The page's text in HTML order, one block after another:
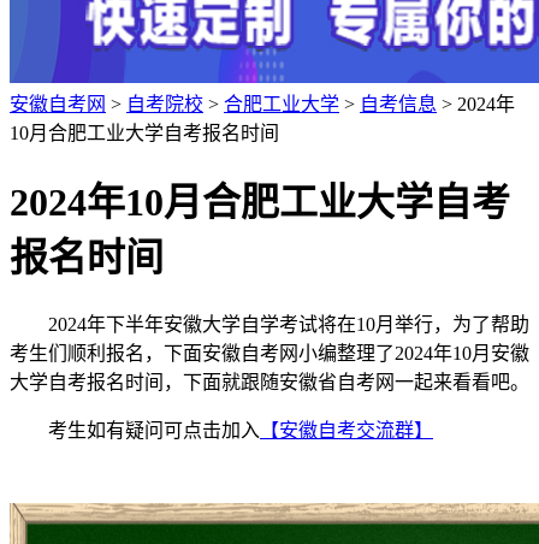
安徽自考网 > 自考院校 > 合肥工业大学 > 自考信息 > 2024年
10月合肥工业大学自考报名时间
2024年10月合肥工业大学自考
报名时间
2024年下半年安徽大学自学考试将在10月举行，为了帮助
考生们顺利报名，下面安徽自考网小编整理了2024年10月安徽
大学自考报名时间，下面就跟随安徽省自考网一起来看看吧。
考生如有疑问可点击加入 【安徽自考交流群】